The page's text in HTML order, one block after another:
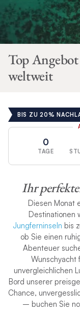
Top
weltweit
BIS ZU 20%
0
TAGE
Ihr
Diesen Monat
Destinationen
Jungferninseln bis
ob Sie einen
Abenteuer
Wunschyacht
unvergleichlichen
Bord unserer
Chance,
– buchen Sie